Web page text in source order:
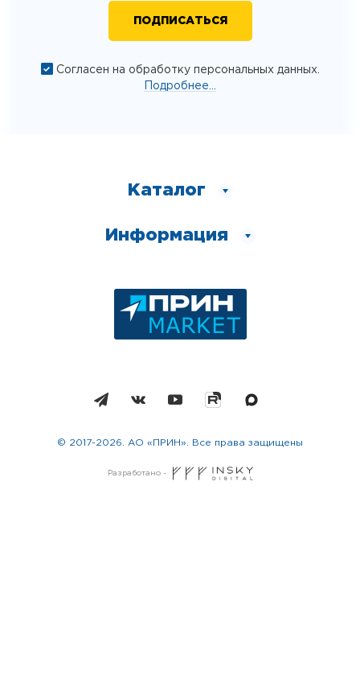
Согласен на обработку персональных данных.
Подробнее...
Каталог
Информация
Разработано -
© 2017-2026. АО «ПРИН». Все права защищены